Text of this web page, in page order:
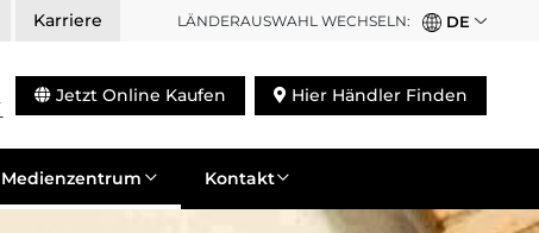
Karriere LÄNDERAUSWAHL WECHSELN: DE
Jetzt Online Kaufen Hier Händler Finden
Medienzentrum Kontakt